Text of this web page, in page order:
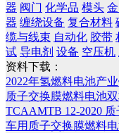
器 阀门 化学品 模头
器 缠绕设备 复合材料
缆与线束 自动化 胶带
试 导电剂 设备 空压机
资料下载：
2022年氢燃料电池产
质子交换膜燃料电池
TCAAMTB 12-2020
车用质子交换膜燃料